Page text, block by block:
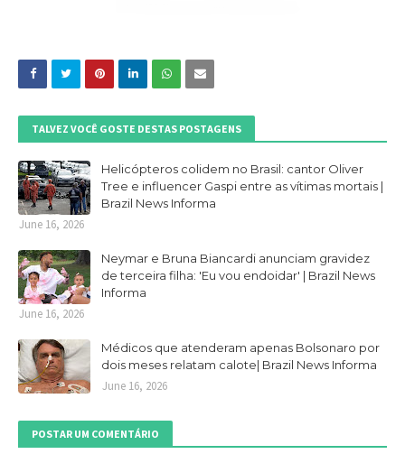
TALVEZ VOCÊ GOSTE DESTAS POSTAGENS
Helicópteros colidem no Brasil: cantor Oliver
Tree e influencer Gaspi entre as vítimas mortais |
Brazil News Informa
June 16, 2026
Neymar e Bruna Biancardi anunciam gravidez
de terceira filha: 'Eu vou endoidar' | Brazil News
Informa
June 16, 2026
Médicos que atenderam apenas Bolsonaro por
dois meses relatam calote| Brazil News Informa
June 16, 2026
POSTAR UM COMENTÁRIO